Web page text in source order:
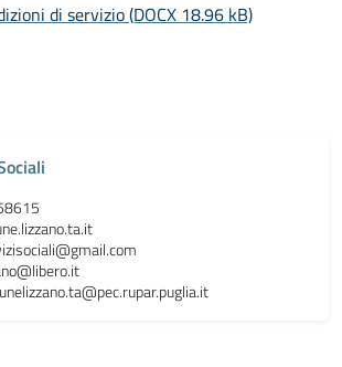
di servizio (DOCX 18.96 kB)